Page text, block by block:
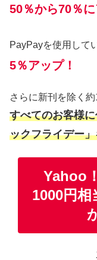
50％から70％に
PayPayを使用して
5％アップ！
さらに新刊を除く
すべてのお客様
ックフライデー
Yahoo
1000円相